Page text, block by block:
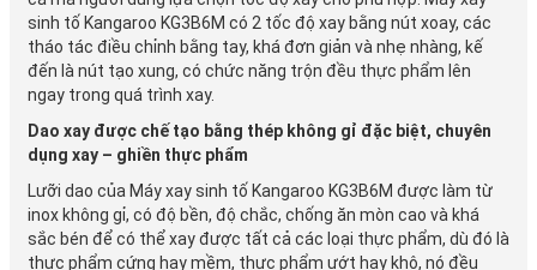
sinh tố Kangaroo KG3B6M có 2 tốc độ xay bằng nút xoay, các
tháo tác điều chỉnh bằng tay, khá đơn giản và nhẹ nhàng, kế
đến là nút tạo xung, có chức năng trộn đều thực phẩm lên
ngay trong quá trình xay.
Dao xay được chế tạo bằng thép không gỉ đặc biệt, chuyên
dụng xay – ghiền thực phẩm
Lưỡi dao của Máy xay sinh tố Kangaroo KG3B6M được làm từ
inox không gỉ, có độ bền, độ chắc, chống ăn mòn cao và khá
sắc bén để có thể xay được tất cả các loại thực phẩm, dù đó là
thực phẩm cứng hay mềm, thực phẩm ướt hay khô, nó đều